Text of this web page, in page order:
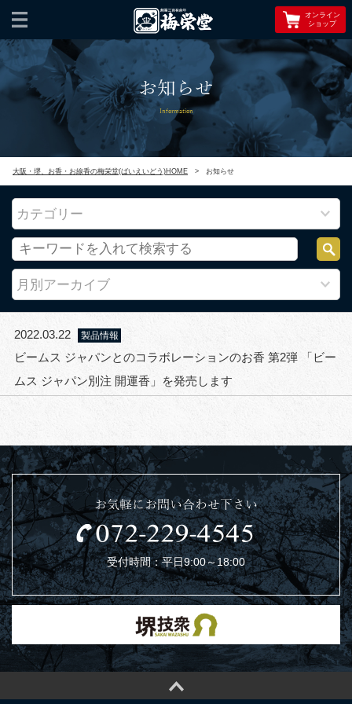
オンライン
ショップ
お知らせ
Information
大阪・堺、お香・お線香の梅栄堂(ばいえいどう)HOME > お知らせ
カテゴリー
月別アーカイブ
2022.03.22 製品情報
ビームス ジャパンとのコラボレーションのお香 第2弾 「ビー
ムス ジャパン別注 開運香」を発売します
お気軽にお問い合わせ下さい
受付時間：平日9:00～18:00